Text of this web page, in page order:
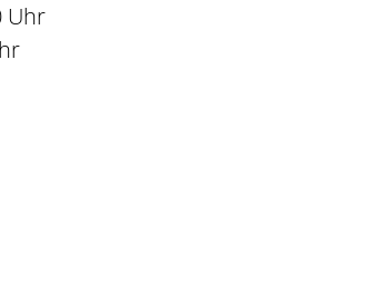
Uhr